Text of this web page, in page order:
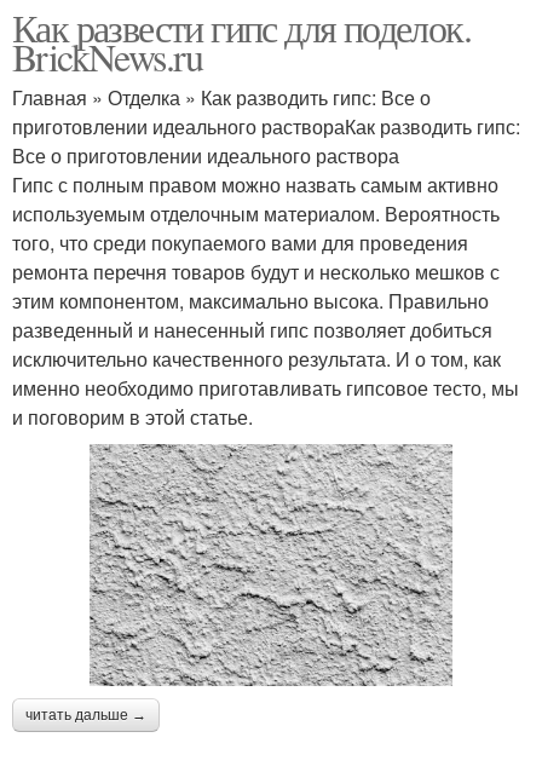
Как развести гипс для поделок.
BrickNews.ru
Главная » Отделка » Как разводить гипс: Все о
приготовлении идеального раствораКак разводить гипс:
Все о приготовлении идеального раствора
Гипс с полным правом можно назвать самым активно
используемым отделочным материалом. Вероятность
того, что среди покупаемого вами для проведения
ремонта перечня товаров будут и несколько мешков с
этим компонентом, максимально высока. Правильно
разведенный и нанесенный гипс позволяет добиться
исключительно качественного результата. И о том, как
именно необходимо приготавливать гипсовое тесто, мы
и поговорим в этой статье.
читать дальше →